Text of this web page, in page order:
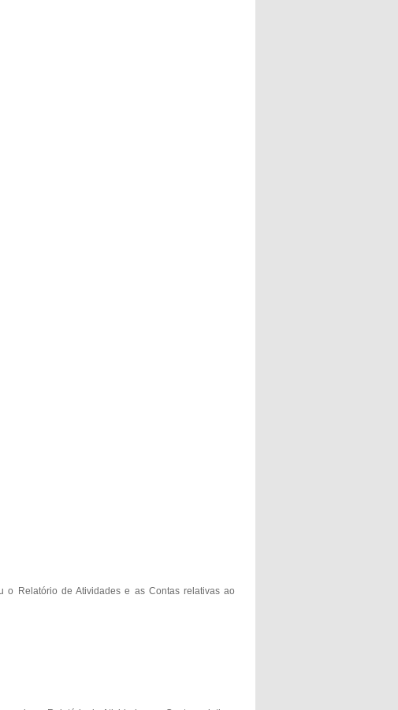
o Relatório de Atividades e as Contas relativas ao